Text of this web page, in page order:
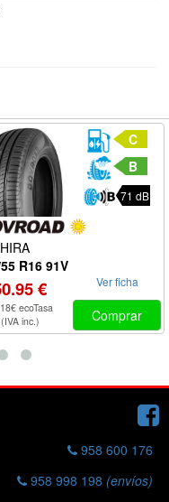
C
B
71 dB
R16 91V
€
ecoTasa
(IVA inc.)
Ver ficha
Comprar
958 600 176
958 998 198 (envíos)